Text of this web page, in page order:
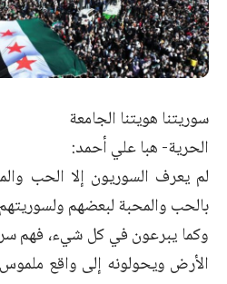
سوريتنا هويتنا الجامعة
الحرية- هبا علي أحمد:
لم يعرف السوريون إلا الحب
بالحب والمحبة لبعضهم
وكما يبرعون في كل شيء، فهم
الأرض ويحولونه إلى واقع